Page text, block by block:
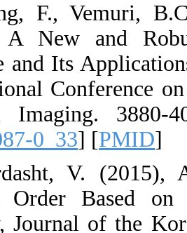
27. ‎Wang‎, ‎F.‎,
‎(2003)‎, ‎A New
Measure and Its
‎International
Medical
540-45087-0_33
28. Zardasht‎,
Convex Order
Entropy‎, ‎Journal